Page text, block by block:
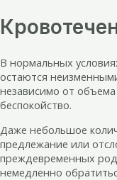
В нормальных
остаются
независимо от
беспокойство.
Даже небольшое
предлежание или
преждевременных
немедленно